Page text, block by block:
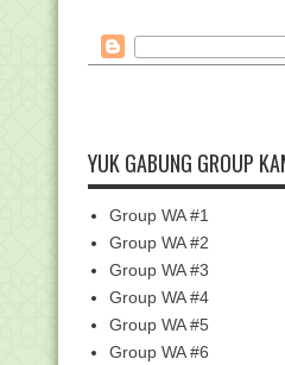
Download Buku
13 Tingkat SMA/
Kurikulum Mer...
Jumlah Formasi JF
Edaran Seleksi
Jabatan Bagi...
69.757 Guru Lulus
Angkatan I, Cek
Dirapel Sejak
Profesi 227....
YUK GABUNG GROUP
Group WA #1
Group WA #2
Group WA #3
Group WA #4
Group WA #5
Group WA #6